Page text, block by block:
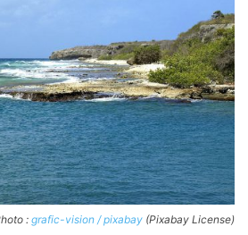
:grafic-vision / pixabay (Pixabay License)